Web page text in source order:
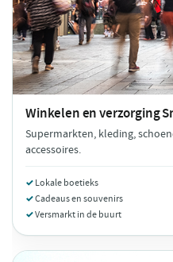
Winkelen en verzorging
Supermarkten, kleding,
accessoires.
Lokale boetieks
Cadeaus en souvenirs
Versmarkt in de buurt